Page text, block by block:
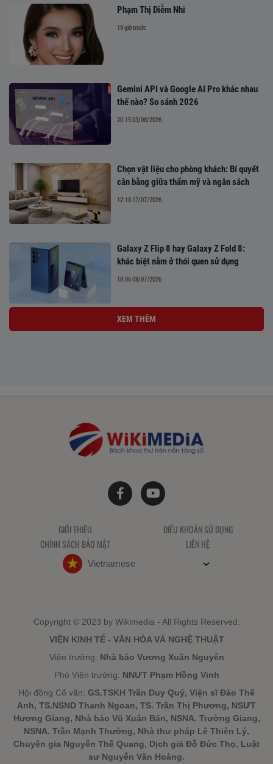
Phạm Thị Diễm Nhi
19 giờ trước
Gemini API và Google AI Pro khác nhau
thế nào? So sánh 2026
20:15 03/08/2026
Chọn vật liệu cho phòng khách: Bí quyết
cân bằng giữa thẩm mỹ và ngân sách
12:18 17/07/2026
Galaxy Z Flip 8 hay Galaxy Z Fold 8:
khác biệt nằm ở thói quen sử dụng
18:06 08/07/2026
XEM THÊM
GIỚI THIỆU
ĐIỀU KHOẢN SỬ DỤNG
CHÍNH SÁCH BẢO MẬT
LIÊN HỆ
Vietnamese
Copyright © 2023 by Wikimedia - All Rights Reserved.
VIỆN KINH TẾ - VĂN HÓA VÀ NGHỆ THUẬT
Viện trưởng: Nhà báo Vương Xuân Nguyên
Phó Viện trưởng: NNƯT Phạm Hồng Vinh
Hội đồng Cố vấn: GS.TSKH Trần Duy Quý, Viện sĩ Đào Thế
Anh, TS.NSND Thanh Ngoan, TS. Trần Thị Phương, NSƯT
Hương Giang, Nhà báo Vũ Xuân Bân, NSNA. Trường Giang,
NSNA. Trần Mạnh Thường, Nhà thư pháp Lê Thiên Lý,
Chuyên gia Nguyễn Thế Quang, Dịch giả Đỗ Đức Thọ, Luật
sư Nguyễn Văn Hoàng.